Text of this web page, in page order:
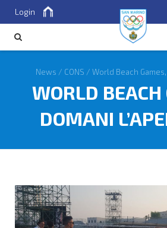
Login
News / CONS / World Beach
WORLD BEACH
DOMANI